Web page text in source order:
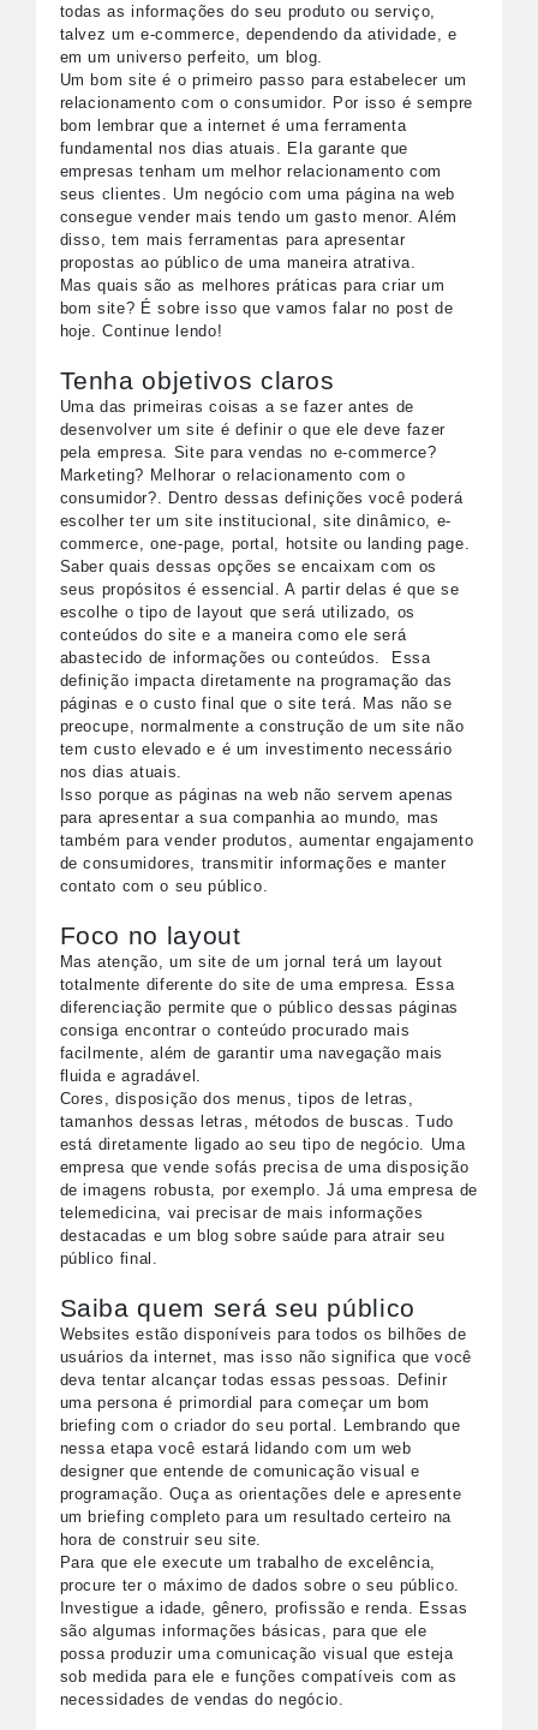
todas as informações do seu produto ou serviço,
talvez um e-commerce, dependendo da atividade, e
em um universo perfeito, um blog.
Um bom site é o primeiro passo para estabelecer um
relacionamento com o consumidor. Por isso é sempre
bom lembrar que a internet é uma ferramenta
fundamental nos dias atuais. Ela garante que
empresas tenham um melhor relacionamento com
seus clientes. Um negócio com uma página na web
consegue vender mais tendo um gasto menor. Além
disso, tem mais ferramentas para apresentar
propostas ao público de uma maneira atrativa.
Mas quais são as melhores práticas para criar um
bom site? É sobre isso que vamos falar no post de
hoje. Continue lendo!
Tenha objetivos claros
Uma das primeiras coisas a se fazer antes de
desenvolver um site é definir o que ele deve fazer
pela empresa. Site para vendas no e-commerce?
Marketing? Melhorar o relacionamento com o
consumidor?. Dentro dessas definições você poderá
escolher ter um site institucional, site dinâmico, e-
commerce, one-page, portal, hotsite ou landing page.
Saber quais dessas opções se encaixam com os
seus propósitos é essencial. A partir delas é que se
escolhe o tipo de layout que será utilizado, os
conteúdos do site e a maneira como ele será
abastecido de informações ou conteúdos. Essa
definição impacta diretamente na programação das
páginas e o custo final que o site terá. Mas não se
preocupe, normalmente a construção de um site não
tem custo elevado e é um investimento necessário
nos dias atuais.
Isso porque as páginas na web não servem apenas
para apresentar a sua companhia ao mundo, mas
também para vender produtos, aumentar engajamento
de consumidores, transmitir informações e manter
contato com o seu público.
Foco no layout
Mas atenção, um site de um jornal terá um layout
totalmente diferente do site de uma empresa. Essa
diferenciação permite que o público dessas páginas
consiga encontrar o conteúdo procurado mais
facilmente, além de garantir uma navegação mais
fluida e agradável.
Cores, disposição dos menus, tipos de letras,
tamanhos dessas letras, métodos de buscas. Tudo
está diretamente ligado ao seu tipo de negócio. Uma
empresa que vende sofás precisa de uma disposição
de imagens robusta, por exemplo. Já uma empresa de
telemedicina, vai precisar de mais informações
destacadas e um blog sobre saúde para atrair seu
público final.
Saiba quem será seu público
Websites estão disponíveis para todos os bilhões de
usuários da internet, mas isso não significa que você
deva tentar alcançar todas essas pessoas. Definir
uma persona é primordial para começar um bom
briefing com o criador do seu portal. Lembrando que
nessa etapa você estará lidando com um web
designer que entende de comunicação visual e
programação. Ouça as orientações dele e apresente
um briefing completo para um resultado certeiro na
hora de construir seu site.
Para que ele execute um trabalho de excelência,
procure ter o máximo de dados sobre o seu público.
Investigue a idade, gênero, profissão e renda. Essas
são algumas informações básicas, para que ele
possa produzir uma comunicação visual que esteja
sob medida para ele e funções compatíveis com as
necessidades de vendas do negócio.